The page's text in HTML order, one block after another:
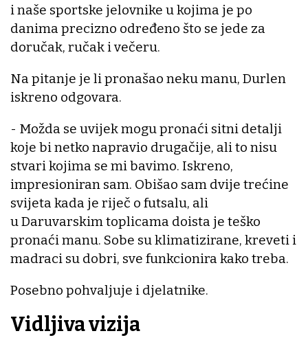
i naše sportske jelovnike u kojima je po
danima precizno određeno što se jede za
doručak, ručak i večeru.
Na pitanje je li pronašao neku manu, Durlen
iskreno odgovara.
- Možda se uvijek mogu pronaći sitni detalji
koje bi netko napravio drugačije, ali to nisu
stvari kojima se mi bavimo. Iskreno,
impresioniran sam. Obišao sam dvije trećine
svijeta kada je riječ o futsalu, ali
u Daruvarskim toplicama doista je teško
pronaći manu. Sobe su klimatizirane, kreveti i
madraci su dobri, sve funkcionira kako treba.
Posebno pohvaljuje i djelatnike.
Vidljiva vizija